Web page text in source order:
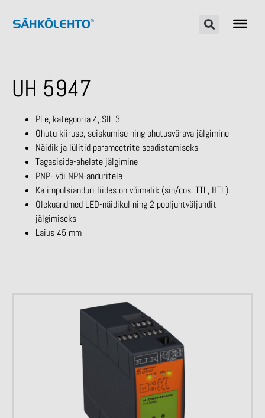
UH 5947
PLe, kategooria 4, SIL 3
Ohutu kiiruse, seiskumise ning ohutusvärava jälgimine
Näidik ja lülitid parameetrite seadistamiseks
Tagasiside-ahelate jälgimine
PNP- või NPN-anduritele
Ka impulsianduri liides on võimalik (sin/cos, TTL, HTL)
Olekuandmed LED-näidikul ning 2 pooljuhtväljundit
jälgimiseks
Laius 45 mm